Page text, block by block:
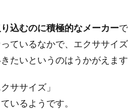
込むのに積極的なメーカー
ているなかで、エクササイ
たいというのはうかがえます
ササイズ」
いるようです。